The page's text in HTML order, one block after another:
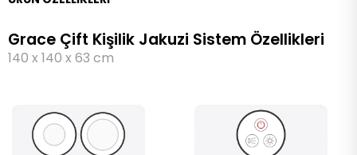
Grace Çift Kişilik Jakuzi Sistem Özellikleri
140 x 140 x 63 cm